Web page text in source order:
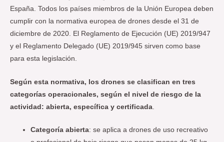
España. Todos los países miembros de la Unión Europea deben
cumplir con la normativa europea de drones desde el 31 de
diciembre de 2020. El Reglamento de Ejecución (UE) 2019/947
y el Reglamento Delegado (UE) 2019/945 sirven como base
para esta legislación.
Según esta normativa, los drones se clasifican en tres
categorías operacionales, según el nivel de riesgo de la
actividad: abierta, específica y certificada
Categoría abierta: se aplica a drones de uso recreativo